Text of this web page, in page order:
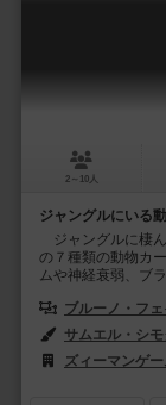
2～10人
ジャングルにいる
ジャングルに棲
の７種類の動物カ
ムや神経衰弱、ブ
ブルーノ・フ
サムエル・シ
ズィーマンゲ